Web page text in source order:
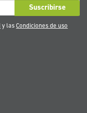
Suscribirse
y lasCondiciones de uso